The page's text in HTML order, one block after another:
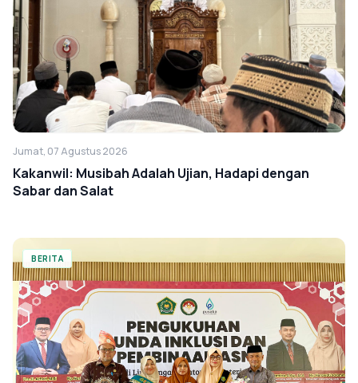
Jumat, 07 Agustus 2026
Kakanwil: Musibah Adalah Ujian, Hadapi dengan
Sabar dan Salat
BERITA